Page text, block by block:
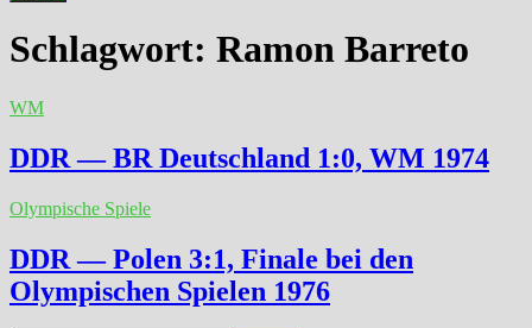
Schlagwort: Ramon Barreto
WM
DDR — BR Deutschland 1:0, WM 1974
Olympische Spiele
DDR — Polen 3:1, Finale bei den
Olympischen Spielen 1976